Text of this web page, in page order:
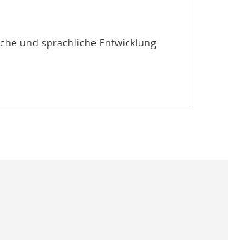
und sprachliche Entwicklung